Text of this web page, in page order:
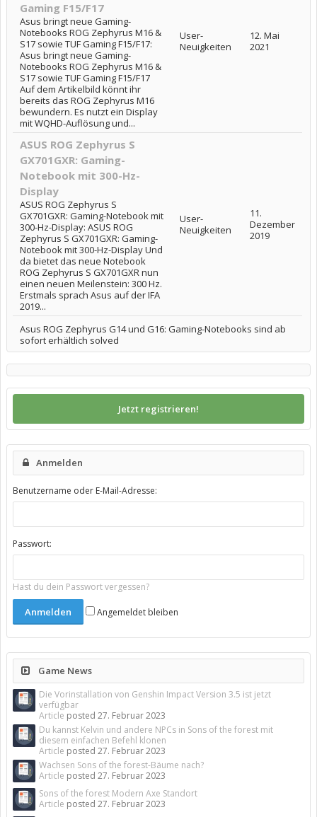
Gaming F15/F17
Asus bringt neue Gaming-
Notebooks ROG Zephyrus M16 &
S17 sowie TUF Gaming F15/F17:
Asus bringt neue Gaming-
Notebooks ROG Zephyrus M16 &
S17 sowie TUF Gaming F15/F17
Auf dem Artikelbild könnt ihr
bereits das ROG Zephyrus M16
bewundern. Es nutzt ein Display
mit WQHD-Auflösung und...
User-
Neuigkeiten
12. Mai
2021
ASUS ROG Zephyrus S
GX701GXR: Gaming-
Notebook mit 300-Hz-
Display
ASUS ROG Zephyrus S
GX701GXR: Gaming-Notebook mit
300-Hz-Display: ASUS ROG
Zephyrus S GX701GXR: Gaming-
Notebook mit 300-Hz-Display Und
da bietet das neue Notebook
ROG Zephyrus S GX701GXR nun
einen neuen Meilenstein: 300 Hz.
Erstmals sprach Asus auf der IFA
2019...
User-
Neuigkeiten
11.
Dezember
2019
Asus ROG Zephyrus G14 und G16: Gaming-Notebooks sind ab
sofort erhältlich solved
Jetzt registrieren!
Anmelden
Benutzername oder E-Mail-Adresse:
Passwort:
Hast du dein Passwort vergessen?
Angemeldet bleiben
Game News
Die Vorinstallation von Genshin Impact Version 3.5 ist jetzt
verfügbar
Article posted 27. Februar 2023
Du kannst Kelvin und andere NPCs in Sons of the forest mit
diesem einfachen Befehl klonen
Article posted 27. Februar 2023
Wachsen Sons of the forest-Bäume nach?
Article posted 27. Februar 2023
Sons of the forest Modern Axe Standort
Article posted 27. Februar 2023